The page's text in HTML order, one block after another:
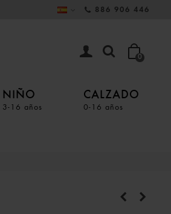
886 906 446
0
NIÑO
3-16 años
CALZADO
0-16 años